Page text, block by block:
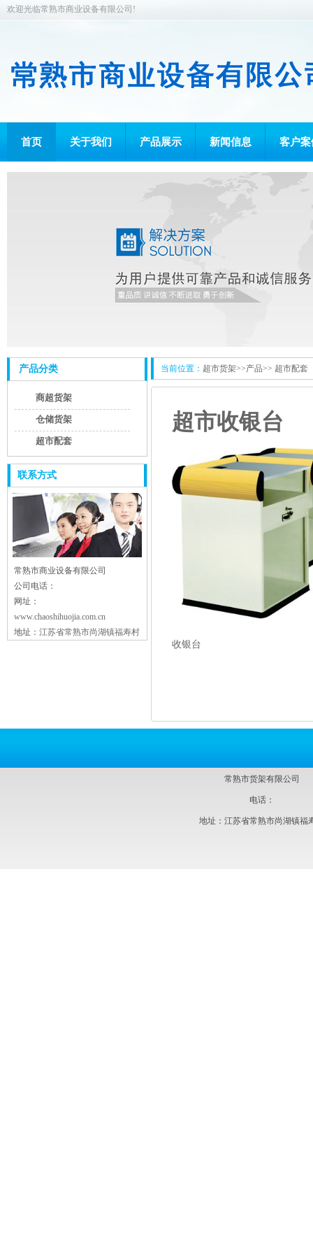
欢迎光临常熟市商业设备有限公司!
首页 关于我们 产品展示 新闻信息 客户案
产品分类
商超货架
仓储货架
超市配套
联系方式
常熟市商业设备有限公司
公司电话：
网址：
www.chaoshihuojia.com.cn
地址： 江苏省常熟市尚湖镇福寿村
当前位置： 超市货架>>产品>> 超市配套
超市收银台
收银台
常熟市货架有限公司
电话：
地址：江苏省常熟市尚湖镇福